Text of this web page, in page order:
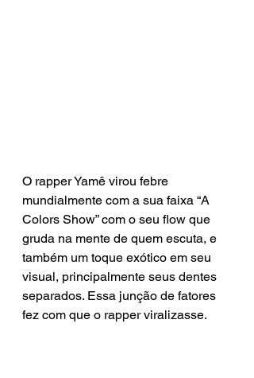
O rapper Yamê virou febre
mundialmente com a sua faixa “A
Colors Show” com o seu flow que
gruda na mente de quem escuta, e
também um toque exótico em seu
visual, principalmente seus dentes
separados. Essa junção de fatores
fez com que o rapper viralizasse.